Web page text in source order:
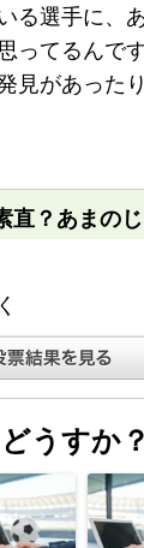
る選手に、
ってるんで
見があった
直？あまの
うすか？